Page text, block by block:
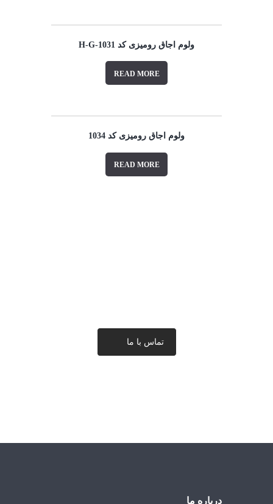
ولوم اجاق رومیزی کد 1031-H-G
READ MORE
ولوم اجاق رومیزی کد 1034
READ MORE
تماس با ما
درباره ما